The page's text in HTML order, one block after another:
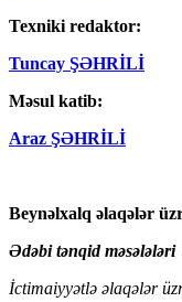
Texniki redaktor:
Tuncay ŞƏHRİLİ
Məsul katib:
Araz ŞƏHRİLİ
Beynəlxalq əlaqələr
Ədəbi tənqid
İctimaiyyətlə əlaqələr